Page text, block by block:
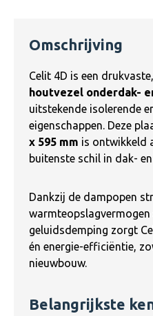
Omschrijving
Celit 4D is een
houtvezel onderdak-
uitstekende isolerende
eigenschappen. Deze
x 595 mm is ontwikkeld
buitenste schil in dak-
Dankzij de dampopen
warmteopslagvermogen
geluidsdemping zorgt
én energie-efficiëntie,
nieuwbouw.
Belangrijkste